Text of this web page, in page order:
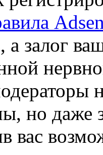
а залог
но даже
вас